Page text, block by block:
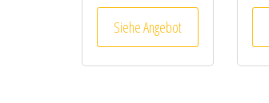
Siehe Angebot